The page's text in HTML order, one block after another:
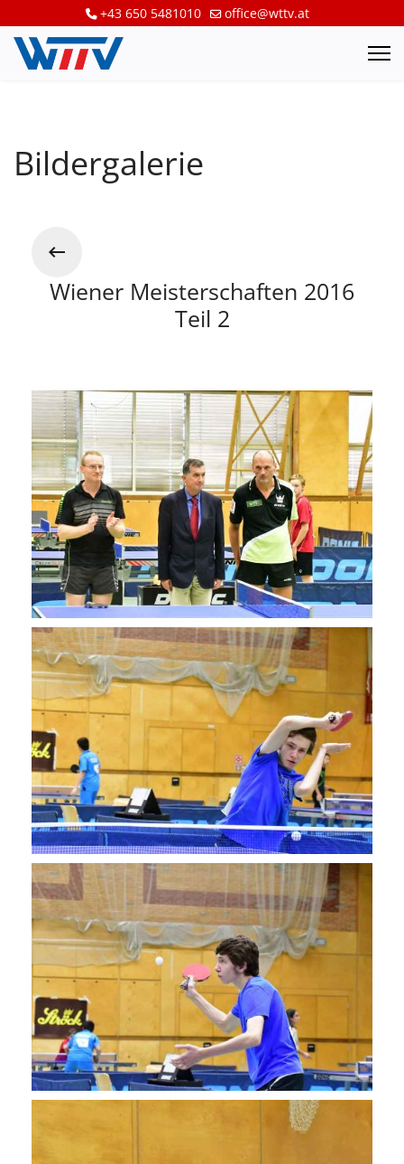
+43 650 5481010 office@wttv.at
Bildergalerie
Wiener Meisterschaften 2016
Teil 2